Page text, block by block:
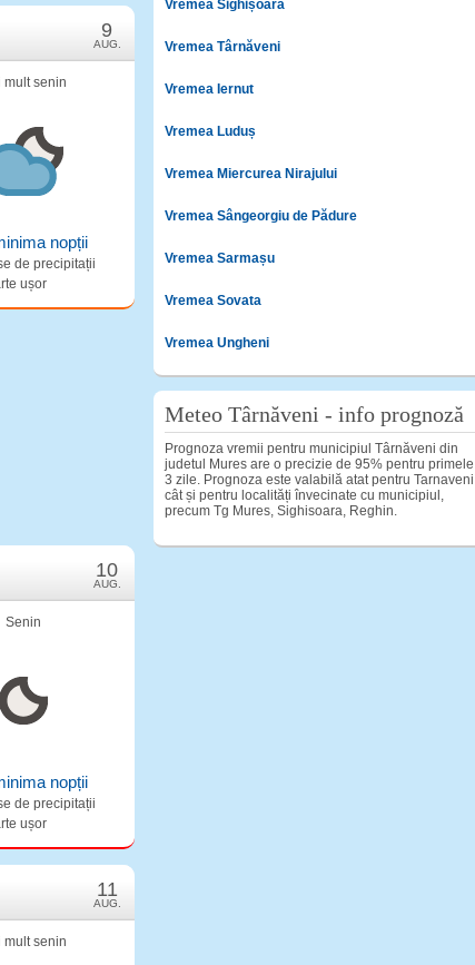
9
AUG.
mult senin
nopții
de precipitații
ușor
10
AUG.
Senin
nopții
de precipitații
ușor
11
AUG.
mult senin
Vremea Sighișoara
Vremea Târnăveni
Vremea Iernut
Vremea Luduș
Vremea Miercurea Nirajului
Vremea Sângeorgiu de Pădure
Vremea Sarmașu
Vremea Sovata
Vremea Ungheni
Meteo Târnăveni - info prognoză
Prognoza vremii pentru municipiul Târnăveni din
judetul Mures are o precizie de 95% pentru primele
3 zile. Prognoza este valabilă atat pentru Tarnaveni
cât și pentru localități învecinate cu municipiul,
precum Tg Mures, Sighisoara, Reghin.